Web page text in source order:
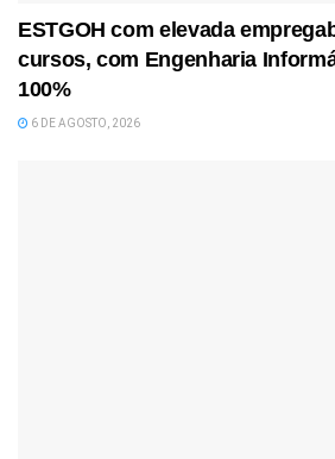
ESTGOH com elevada
cursos, com Engenharia
100%
6 DE AGOSTO, 2026